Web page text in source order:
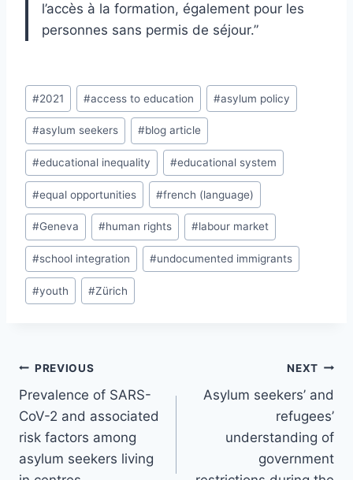
l’accès à la formation, également pour les
personnes sans permis de séjour.”
Post
Tags:
#2021 #access to education #asylum policy
#asylum seekers #blog article
#educational inequality #educational system
#equal opportunities #french (language)
#Geneva #human rights #labour market
#school integration #undocumented immigrants
#youth #Zürich
Post
navigation
PREVIOUS
Prevalence of SARS-
CoV-2 and associated
risk factors among
asylum seekers living
NEXT
Asylum seekers’ and
refugees’
understanding of
government